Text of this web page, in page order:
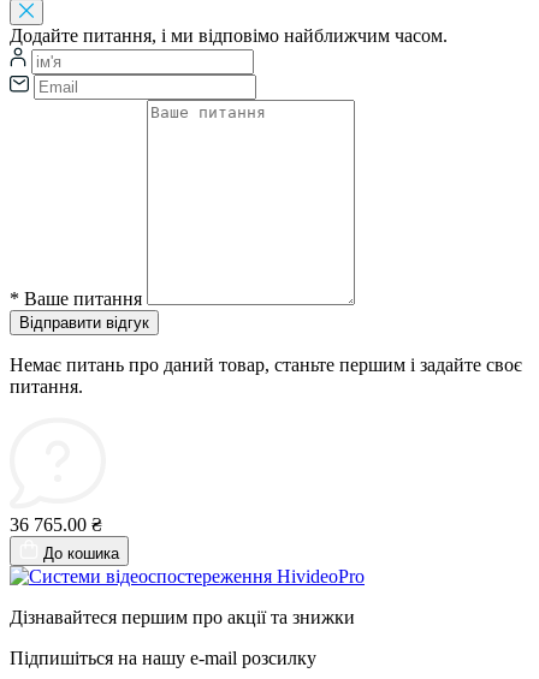
Додайте питання, і ми відповімо найближчим часом.
* Ваше питання
Відправити відгук
Немає питань про даний товар, станьте першим і задайте своє
питання.
36 765.00 ₴
До кошика
Дізнавайтеся першим про акції та знижки
Підпишіться на нашу e-mail розсилку